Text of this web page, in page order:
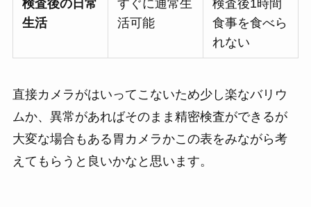
検査後の日常
生活
すぐに通常生
活可能
検査後1時間
食事を食べら
れない
直接カメラがはいってこないため少し楽なバリウ
ムか、異常があればそのまま精密検査ができるが
大変な場合もある胃カメラかこの表をみながら考
えてもらうと良いかなと思います。